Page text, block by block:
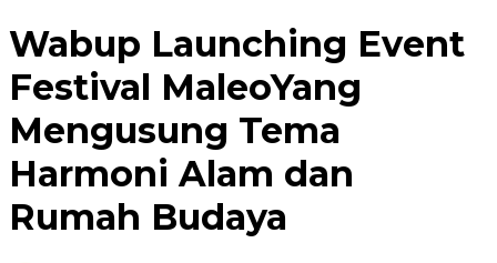
Wabup Launching Event
Festival MaleoYang
Mengusung Tema
Harmoni Alam dan
Rumah Budaya